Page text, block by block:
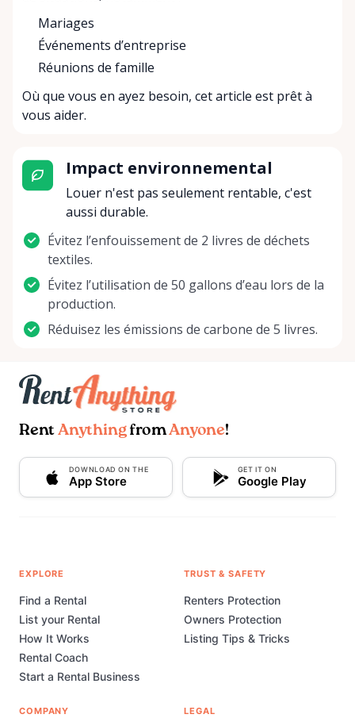
Mariages
Événements d’entreprise
Réunions de famille
Où que vous en ayez besoin, cet article est prêt à
vous aider.
Impact environnemental
Louer n'est pas seulement rentable, c'est
aussi durable.
Évitez l’enfouissement de 2 livres de déchets
textiles.
Évitez l’utilisation de 50 gallons d’eau lors de la
production.
Réduisez les émissions de carbone de 5 livres.
Rent AnythingfromAnyone!
DOWNLOAD ON THE
App Store
GET IT ON
Google Play
EXPLORE
Find a Rental
List your Rental
How It Works
Rental Coach
Start a Rental Business
TRUST & SAFETY
Renters Protection
Owners Protection
Listing Tips & Tricks
COMPANY LEGAL